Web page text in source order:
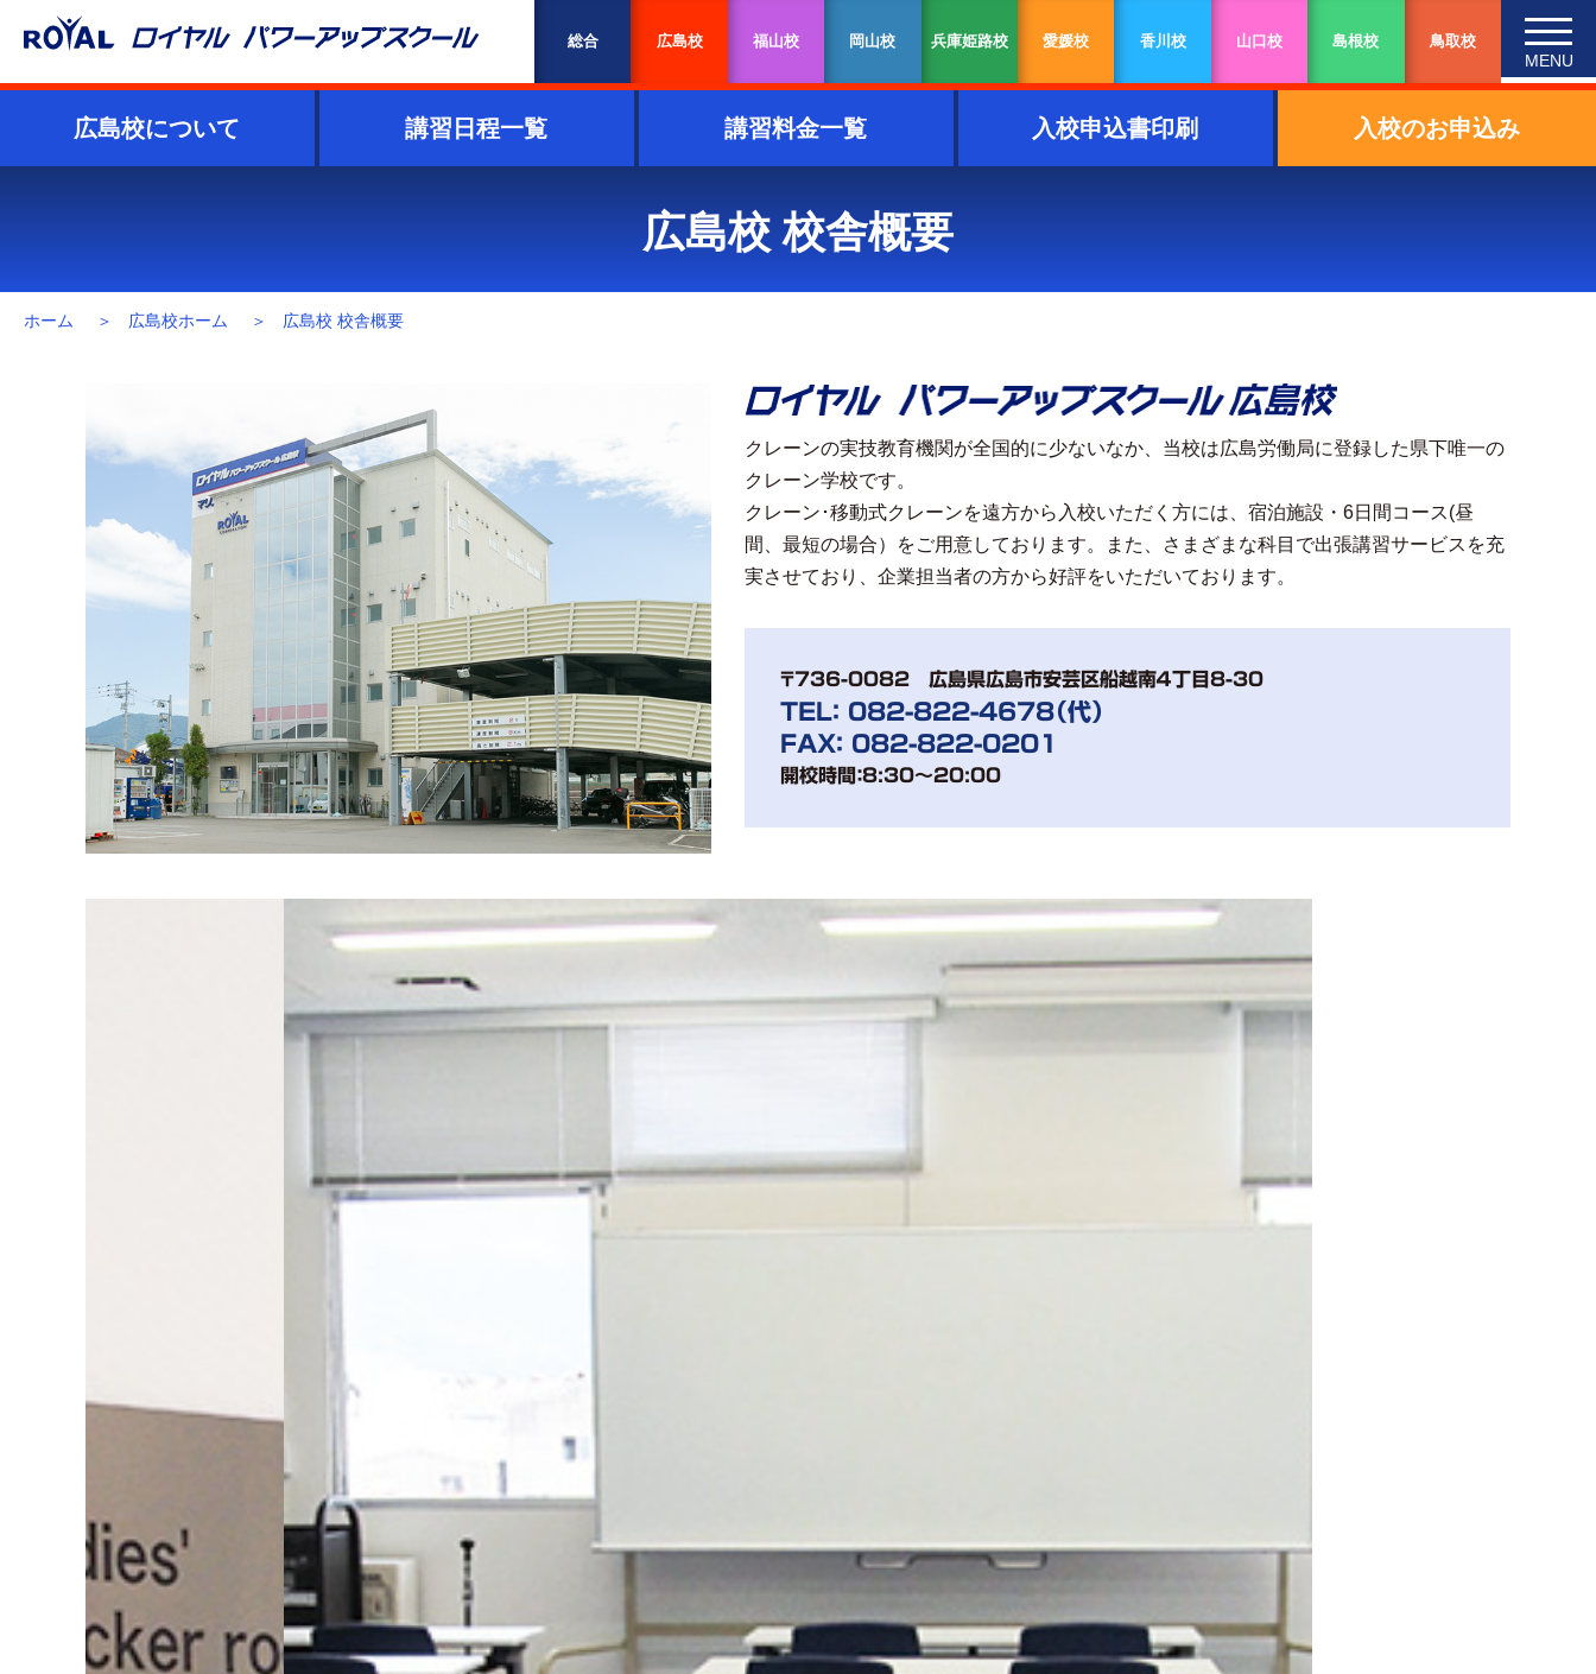
content
総合 広島校 福山校 岡山校 兵庫姫路校 愛媛校 香川校 山口校 島根校 鳥取校
MENU
広島校について 講習日程一覧 講習料金一覧 入校申込書印刷 入校のお申込み
広島校 校舎概要
ホーム 広島校ホーム 広島校 校舎概要
クレーンの実技教育機関が全国的に少ないなか、当校は広島労働局に登録した県下唯一の
クレーン学校です。
クレーン･移動式クレーンを遠方から入校いただく方には、宿泊施設・6日間コース(昼
間、最短の場合）をご用意しております。また、さまざまな科目で出張講習サービスを充
実させており、企業担当者の方から好評をいただいております。
〒736-0082 広島県広島市安芸区船越南４丁目8-30
TEL： 082-822-4678（代）
FAX： 082-822-0201
開校時間：8:30～20:00